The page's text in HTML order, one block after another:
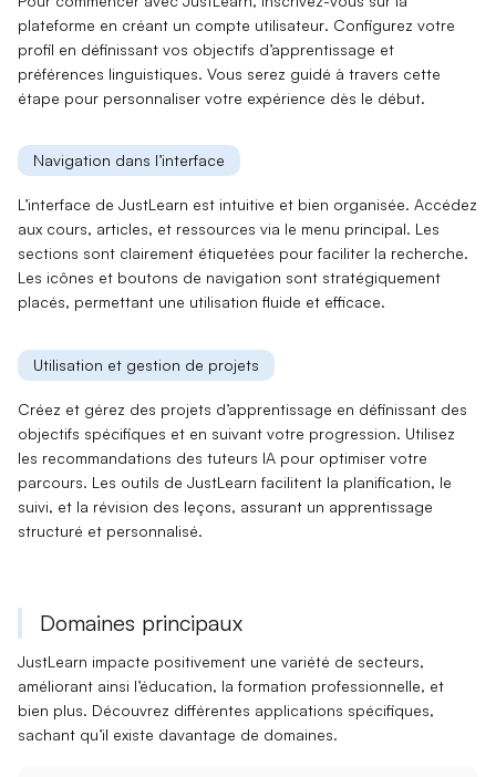
plateforme en créant un compte utilisateur. Configurez votre
profil en définissant vos objectifs d’apprentissage et
préférences linguistiques. Vous serez guidé à travers cette
étape pour personnaliser votre expérience dès le début.
Navigation dans l’interface
L’interface de JustLearn est intuitive et bien organisée. Accédez
aux cours, articles, et ressources via le menu principal. Les
sections sont clairement étiquetées pour faciliter la recherche.
Les icônes et boutons de navigation sont stratégiquement
placés, permettant une utilisation fluide et efficace.
Utilisation et gestion de projets
Créez et gérez des projets d’apprentissage en définissant des
objectifs spécifiques et en suivant votre progression. Utilisez
les recommandations destuteurs IA pour optimiser votre
parcours. Les outils de JustLearn facilitent la planification, le
suivi, et la révision des leçons, assurant un apprentissage
structuré et personnalisé.
Domaines principaux
JustLearn impacte positivement une variété de secteurs,
améliorant ainsi l’éducation, la formation professionnelle, et
bien plus. Découvrez différentes applications spécifiques,
sachant qu’il existe davantage de domaines.